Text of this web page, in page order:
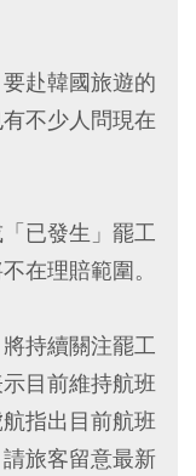
赴韓國旅遊的
不少人問現在
已發生」罷工
在理賠範圍。
持續關注罷工
目前維持航班
指出目前航班
旅客留意最新